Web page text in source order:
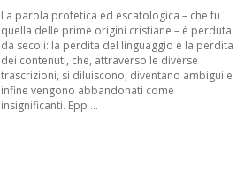
La parola profetica ed escatologica – che fu
quella delle prime origini cristiane – è perduta
da secoli: la perdita del linguaggio è la perdita
dei contenuti, che, attraverso le diverse
trascrizioni, si diluiscono, diventano ambigui e
infine vengono abbandonati come
insignificanti. Epp ...